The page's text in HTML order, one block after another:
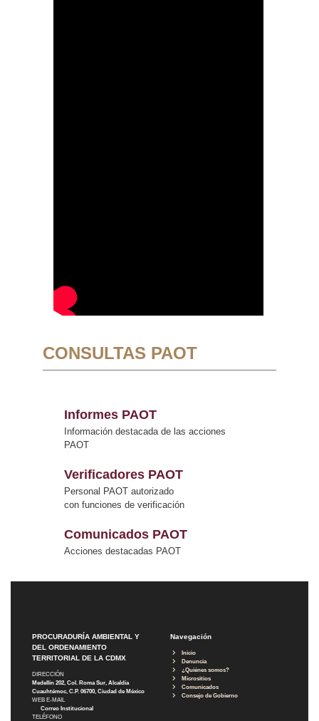
CONSULTAS PAOT
Informes PAOT
Información destacada de las acciones
PAOT
Verificadores PAOT
Personal PAOT autorizado
con funciones de verificación
Comunicados PAOT
Acciones destacadas PAOT
PROCURADURÍA AMBIENTAL Y
DEL ORDENAMIENTO
TERRITORIAL DE LA CDMX
DIRECCIÓN
Medellín 202, Col. Roma Sur, Alcaldía
Cuauhtémoc, C.P. 06700, Ciudad de México
WEB E-MAIL
Correo Institucional
TELÉFONO
Navegación
Inicio
Denuncia
¿Quiénes somos?
Micrositios
Comunicados
Consejo de Gobierno